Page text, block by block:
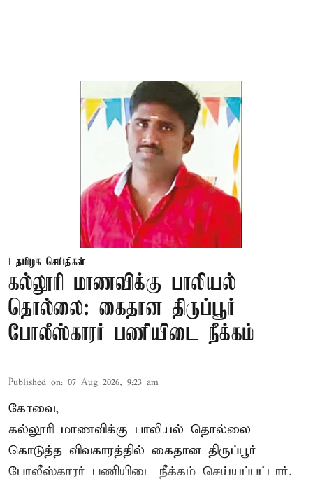
தமிழக செய்திகள்
கல்லூரி மாணவிக்கு பாலியல்
தொல்லை: கைதான திருப்பூர்
போலீஸ்காரர் பணியிடை நீக்கம்
Published on: 07 Aug 2026, 9:23 am
கோவை,
கல்லூரி மாணவிக்கு பாலியல் தொல்லை
கொடுத்த விவகாரத்தில் கைதான திருப்பூர்
போலீஸ்காரர் பணியிடை நீக்கம் செய்யப்பட்டார்.